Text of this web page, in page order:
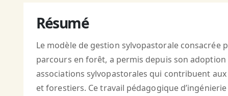
Résumé
Le modèle de gestion sylvopastorale
parcours en forêt, a permis depuis son adoption
associations sylvopastorales qui contribuent
et forestiers. Ce travail pédagogique